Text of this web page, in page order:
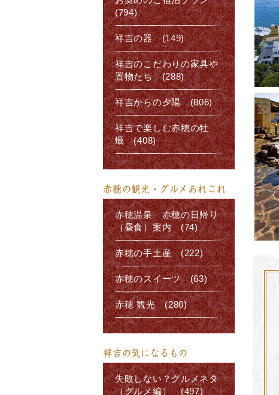
(794)
祥吉の器 (149)
祥吉のこだわりの家具や
置物たち (288)
祥吉からの夕陽 (806)
祥吉で楽しむ赤穂の牡
蠣 (408)
赤穂の観光・グルメあれこれ
赤穂温泉 赤穂の日帰り
（昼食）案内 (74)
赤穂の手土産 (222)
赤穂のスイーツ (63)
赤穂 観光 (280)
祥吉の気になるもの
失敗しない？グルメネタ
（グルメ編） (497)